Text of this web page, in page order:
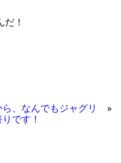
！
ら、なんでもジャグリ
です！
»